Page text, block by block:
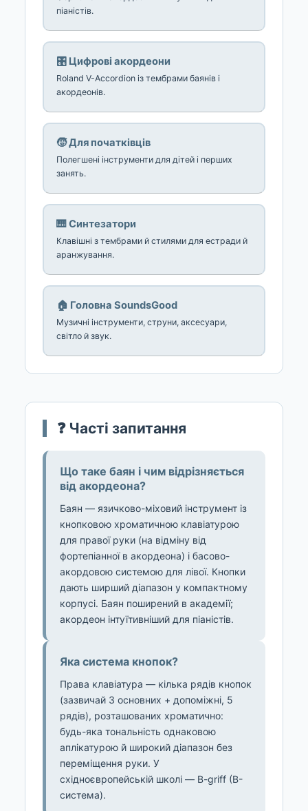
піаністів.
🎛️ Цифрові акордеони
Roland V-Accordion із тембрами баянів і
акордеонів.
🧒 Для початківців
Полегшені інструменти для дітей і перших
занять.
🎹 Синтезатори
Клавішні з тембрами й стилями для естради й
аранжування.
🏠 Головна SoundsGood
Музичні інструменти, струни, аксесуари,
світло й звук.
❓ Часті запитання
Що таке баян і чим відрізняється
від акордеона?
Баян — язичково-міховий інструмент із
кнопковою хроматичною клавіатурою
для правої руки (на відміну від
фортепіанної в акордеона) і басово-
акордовою системою для лівої. Кнопки
дають ширший діапазон у компактному
корпусі. Баян поширений в академії;
акордеон інтуїтивніший для піаністів.
Яка система кнопок?
Права клавіатура — кілька рядів кнопок
(зазвичай 3 основних + допоміжні, 5
рядів), розташованих хроматично:
будь-яка тональність однаковою
аплікатурою й широкий діапазон без
переміщення руки. У
східноєвропейській школі — B-griff (B-
система).